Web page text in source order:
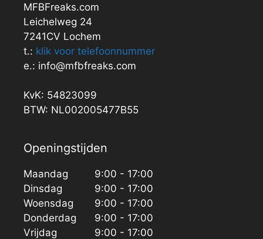
MFBFreaks.com
Leichelweg 24
7241CV Lochem
t.: klik voor telefoonnummer
e.: info@mfbfreaks.com
KvK: 54823099
BTW: NL002005477B55
Openingstijden
Maandag
Dinsdag
Woensdag
Donderdag
Vrijdag
9:00 - 17:00
9:00 - 17:00
9:00 - 17:00
9:00 - 17:00
9:00 - 17:00